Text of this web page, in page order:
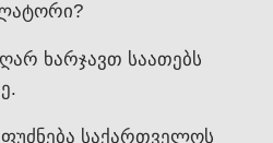
ხარჯავთ საათებს
საქართველოს